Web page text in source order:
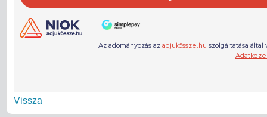
Vissza